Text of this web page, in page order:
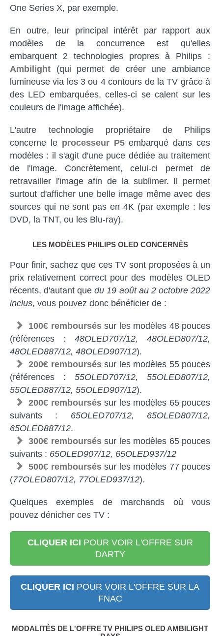
One Series X, par exemple.
En outre, leur principal intérêt par rapport aux
modèles de la concurrence est qu'elles
embarquent 2 technologies propres à Philips :
Ambilight (qui permet de créer une ambiance
lumineuse via les 3 ou 4 contours de la TV grâce à
des LED embarquées, celles-ci se calent sur les
couleurs de l'image affichée).
L'autre technologie propriétaire de Philips
concerne le processeur P5embarqué dans ces
modèles : il s'agit d'une puce dédiée au traitement
de l'image. Concrètement, celui-ci permet de
retravailler l'image afin de la sublimer. Il permet
surtout d'afficher une belle image même avec des
sources qui ne sont pas en 4K (par exemple : les
DVD, la TNT, ou les Blu-ray).
LES MODÈLES PHILIPS OLED CONCERNÉS
Pour finir, sachez que ces TV sont proposées à un
prix relativement correct pour des modèles OLED
récents, d'autant quedu 19 août au 2 octobre 2022
inclus, vous pouvez donc bénéficier de :
100€ rembourséssur les modèles 48 pouces
(références : 48OLED707/12, 48OLED807/12,
48OLED887/12, 48OLED907/12).
200€ rembourséssur les modèles 55 pouces
(références : 55OLED707/12, 55OLED807/12,
55OLED887/12, 55OLED907/12).
200€ rembourséssur les modèles 65 pouces
suivants : 65OLED707/12, 65OLED807/12,
65OLED887/12.
300€ rembourséssur les modèles 65 pouces
suivants : 65OLED907/12, 65OLED937/12
500€ rembourséssur les modèles 77 pouces
(77OLED807/12, 77OLED937/12).
Quelques exemples de marchands où vous
pouvez dénicher ces TV :
CLIQUER ICI POUR VOIR L'OFFRE SUR
DARTY
CLIQUER ICI POUR VOIR L'OFFRE SUR LA
FNAC
MODALITÉS DE L'OFFRE TV PHILIPS OLED AMBILIGHT